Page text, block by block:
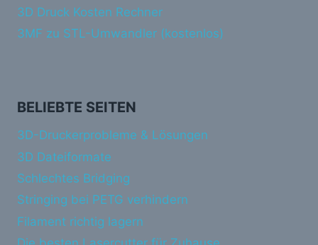
3D Druck Kosten Rechner
3MF zu STL-Umwandler (kostenlos)
BELIEBTE SEITEN
3D-Druckerprobleme & Lösungen
3D Dateiformate
Schlechtes Bridging
Stringing bei PETG verhindern
Filament richtig lagern